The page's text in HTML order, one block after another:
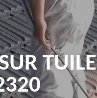
TUILE